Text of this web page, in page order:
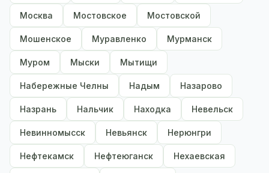
Москва Мостовское Мостовской
Мошенское Муравленко Мурманск
Муром Мыски Мытищи
Набережные Челны Надым Назарово
Назрань Нальчик Находка Невельск
Невинномысск Невьянск Нерюнгри
Нефтекамск Нефтеюганск Нехаевская